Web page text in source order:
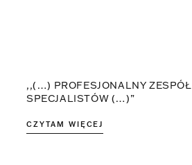
,,(…) PROFESJONALNY ZESPÓŁ
SPECJALISTÓW (…)”
CZYTAM WIĘCEJ